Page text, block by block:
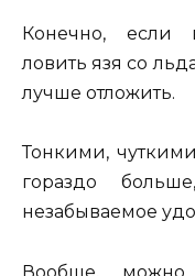
Конечно, если
ловить язя со
лучше отложить.
Тонкими,
гораздо
незабываемое
Вообще, можно